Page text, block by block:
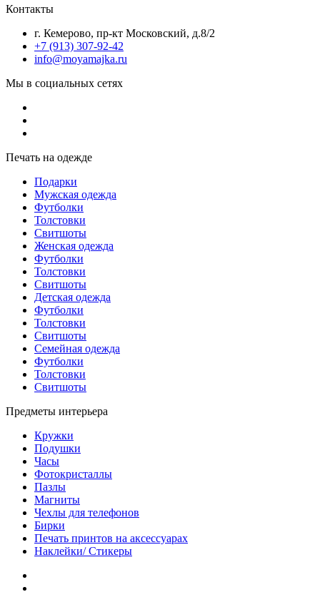
Контакты
г. Кемерово, пр-кт Московский, д.8/2
+7 (913) 307-92-42
info@moyamajka.ru
Мы в социальных сетях
Печать на одежде
Подарки
Мужская одежда
Футболки
Толстовки
Свитшоты
Женская одежда
Футболки
Толстовки
Свитшоты
Детская одежда
Футболки
Толстовки
Свитшоты
Семейная одежда
Футболки
Толстовки
Свитшоты
Предметы интерьера
Кружки
Подушки
Часы
Фотокристаллы
Пазлы
Магниты
Чехлы для телефонов
Бирки
Печать принтов на аксессуарах
Наклейки/ Стикеры